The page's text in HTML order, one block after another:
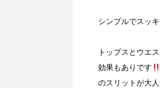
シンプルでスッ
トップスとウエ
効果もありです
のスリットが大